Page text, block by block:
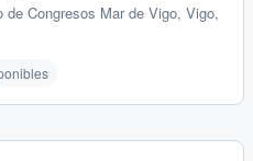
de Congresos Mar de Vigo, Vigo,